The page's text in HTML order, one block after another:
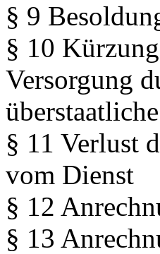
§ 9
§ 10
Versorgung
§ 11 Verlust
vom Dienst
§ 12
§ 13